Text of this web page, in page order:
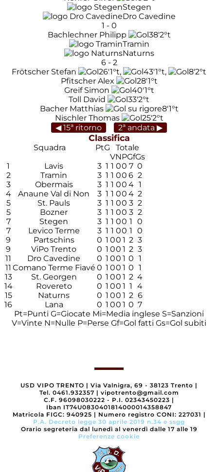
Stegen
Dro Cavedine
1 - 0
Bachlechner Philipp
38'2°t
Tramin
Naturns
6- 2
Frötscher Stefan
26'1°t, 43'1°t, 8'2°t
Pfitscher Alex
28'1°t
Greif Simon
40'1°t
Toll David
33'2°t
Bacher Matthias
8'1°t
Nischler Thomas
25'2°t
◀ 15ª ritorno
2ª andata ▶
Classifica
Squadra PtG
Totale
VNPGfGs
1
Lavis 3 1 1 00 7 0
2
Tramin 3 1 1 00 6 2
3
Obermais 3 1 1 00 4 1
4
Anaune Val di Non 3 1 1 00 4 2
5
St. Pauls 3 1 1 00 3 2
5
Bozner 3 1 1 00 3 2
7
Stegen 3 1 1 00 1
0
7
Levico Terme 3 1 1 00 1
0
9
Partschins 0 1 00 1 2 3
9
ViPo Trento 0 1 00 1 2 3
11
Dro Cavedine 0 1 00 1 0 1
11 Comano Terme Fiavé 0 1 00 1 0 1
13
St. Georgen 0 1 00 1 2 4
14
Rovereto 0 1 00 1 1
4
15
Naturns 0 1 00 1 2 6
16
Lana 0 1 00 1 0 7
Pt=Punti G=Giocate Mi=Media inglese S=Sanzioni
V=Vinte N=Nulle P=Perse Gf=Gol fatti Gs=Gol subiti
USD VIPO TRENTO | Via Valnigra, 69 - 38123 Trento |
Tel. 0461.932357 | vipotrento@gmail.com
C.F. 96098030222 - P.I. 02343450223 |
Iban IT74U0830401814000014358847
Matricola FIGC: 940925 | Numero registro CONI: 227031 |
P.A. Decreto legge 30 aprile 2019 n.34 e ssgg
Orario segreteria dal lunedì al venerdì dalle 17 alle 19
Preferenze cookie